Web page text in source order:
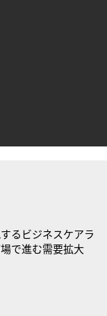
るビジネスケアラ
で進む需要拡大